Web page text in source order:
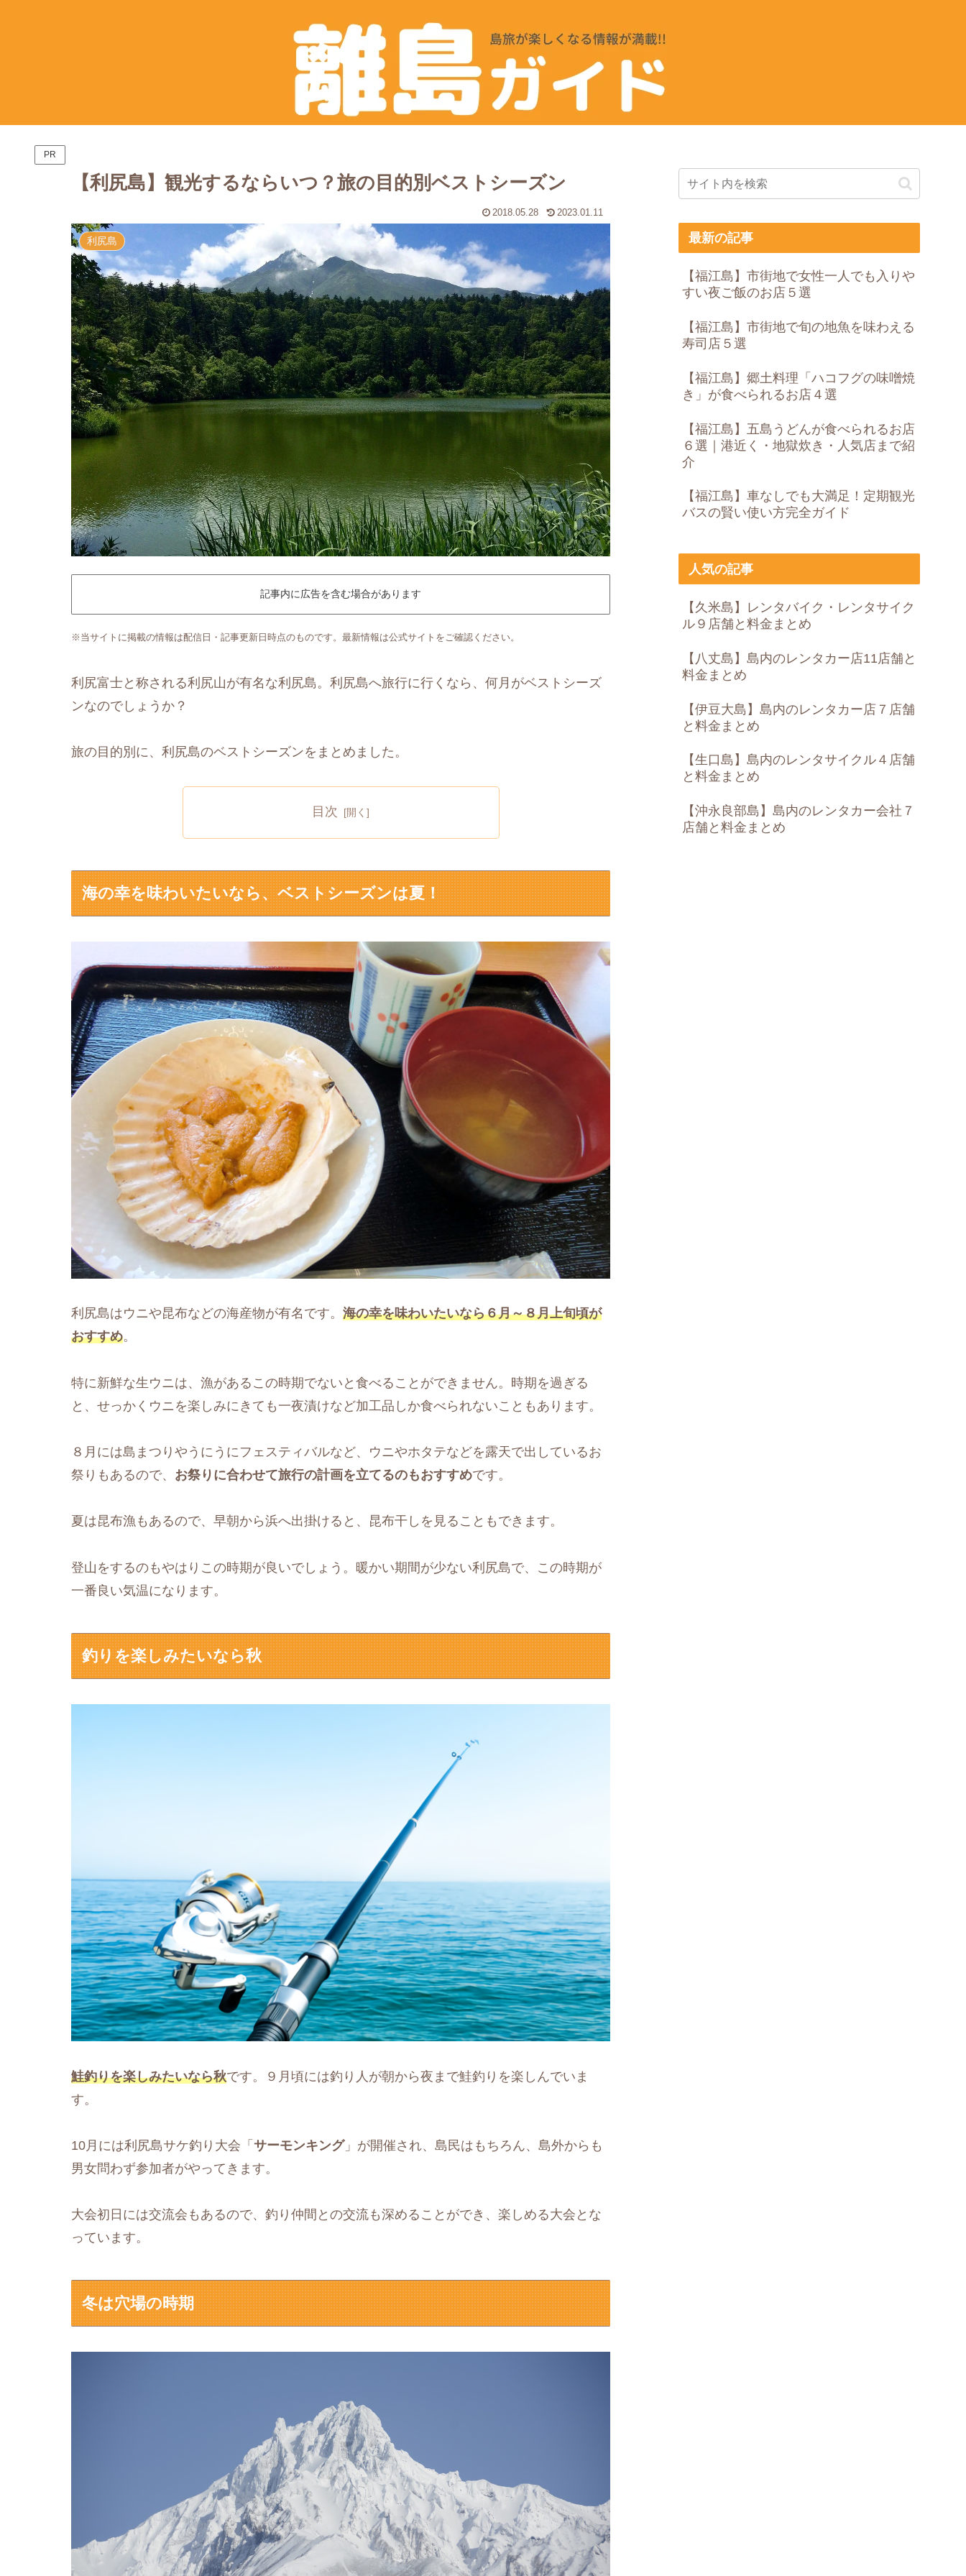
PR
【利尻島】観光するならいつ？旅の目的別ベストシーズン
2018.05.28 2023.01.11
利尻島
記事内に広告を含む場合があります
※当サイトに掲載の情報は配信日・記事更新日時点のものです。最新情報は公式サイトをご確認ください。
利尻富士と称される利尻山が有名な利尻島。利尻島へ旅行に行くなら、何月がベストシーズ
ンなのでしょうか？
旅の目的別に、利尻島のベストシーズンをまとめました。
目次
海の幸を味わいたいなら、ベストシーズンは夏！
利尻島はウニや昆布などの海産物が有名です。 海の幸を味わいたいなら６月～８月上旬頃が
おすすめ。
特に新鮮な生ウニは、漁があるこの時期でないと食べることができません。時期を過ぎる
と、せっかくウニを楽しみにきても一夜漬けなど加工品しか食べられないこともあります。
８月には島まつりやうにうにフェスティバルなど、ウニやホタテなどを露天で出しているお
祭りもあるので、 お祭りに合わせて旅行の計画を立てるのもおすすめです。
夏は昆布漁もあるので、早朝から浜へ出掛けると、昆布干しを見ることもできます。
登山をするのもやはりこの時期が良いでしょう。暖かい期間が少ない利尻島で、この時期が
一番良い気温になります。
釣りを楽しみたいなら秋
鮭釣りを楽しみたいなら秋です。９月頃には釣り人が朝から夜まで鮭釣りを楽しんでいま
す。
10月には利尻島サケ釣り大会「 サーモンキング」が開催され、島民はもちろん、島外からも
男女問わず参加者がやってきます。
大会初日には交流会もあるので、釣り仲間との交流も深めることができ、楽しめる大会とな
っています。
冬は穴場の時期
最新の記事
【福江島】市街地で女性一人でも入りや
すい夜ご飯のお店５選
【福江島】市街地で旬の地魚を味わえる
寿司店５選
【福江島】郷土料理「ハコフグの味噌焼
き」が食べられるお店４選
【福江島】五島うどんが食べられるお店
６選｜港近く・地獄炊き・人気店まで紹
介
【福江島】車なしでも大満足！定期観光
バスの賢い使い方完全ガイド
人気の記事
【久米島】レンタバイク・レンタサイク
ル９店舗と料金まとめ
【八丈島】島内のレンタカー店11店舗と
料金まとめ
【伊豆大島】島内のレンタカー店７店舗
と料金まとめ
【生口島】島内のレンタサイクル４店舗
と料金まとめ
【沖永良部島】島内のレンタカー会社７
店舗と料金まとめ